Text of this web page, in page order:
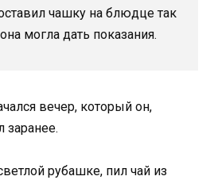
чашку на блюдце так
могла дать показания.
вечер, который он,
заранее.
рубашке, пил чай из